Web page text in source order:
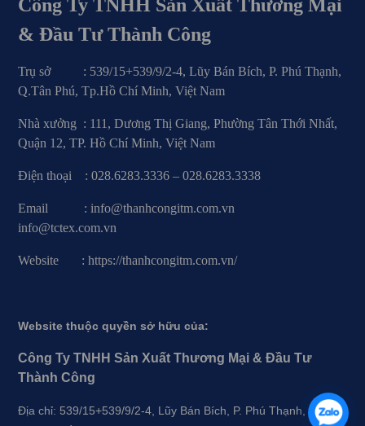
Công Ty TNHH Sản Xuất Thương Mại
& Đầu Tư Thành Công
Trụ sở : 539/15+539/9/2-4, Lũy Bán Bích, P. Phú Thạnh,
Q.Tân Phú, Tp.Hồ Chí Minh, Việt Nam
Nhà xưởng : 111, Dương Thị Giang, Phường Tân Thới Nhất,
Quận 12, TP. Hồ Chí Minh, Việt Nam
Điện thoại : 028.6283.3336 – 028.6283.3338
Email : info@thanhcongitm.com.vn
info@tctex.com.vn
Website : https://thanhcongitm.com.vn/
Website thuộc quyền sở hữu của:
Công Ty TNHH Sản Xuất Thương Mại & Đầu Tư
Thành Công
Địa chỉ: 539/15+539/9/2-4, Lũy Bán Bích, P. Phú Thạnh, Q.Tân